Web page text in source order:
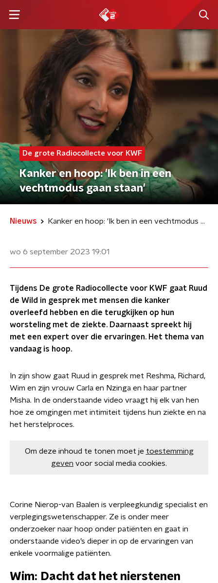
De grote Radiocollecte voor KWF
Kanker en hoop: 'Ik ben in een
vechtmodus gaan staan'
Nieuws Kanker en hoop: 'Ik ben in een vechtmodus gaan staan'
wo 6 september 2023 19:01
Tijdens De grote Radiocollecte voor KWF gaat Ruud
de Wild in gesprek met mensen die kanker
overleefd hebben en die terugkijken op hun
worsteling met de ziekte. Daarnaast spreekt hij
met een expert over die ervaringen. Het thema van
vandaag is hoop.
In zijn show gaat Ruud in gesprek met Reshma, Richard,
Wim en zijn vrouw Carla en Nzinga en haar partner
Misha. In de onderstaande video vraagt hij elk van hen
hoe ze omgingen met intimiteit tijdens hun ziekte en na
het herstelproces.
Om deze inhoud te tonen moet je toestemming
geven voor social media cookies.
Corine Nierop-van Baalen is verpleegkundig specialist en
verplegingswetenschapper. Ze is onder meer
onderzoeker naar hoop onder patiënten en gaat in
onderstaande video’s dieper in op de ervaringen van
enkele voormalige patiënten.
Wim: Dacht dat het nierstenen